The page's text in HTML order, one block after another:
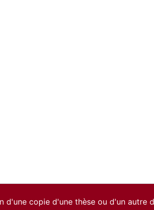
d'une copie d'une thèse ou d'un autre